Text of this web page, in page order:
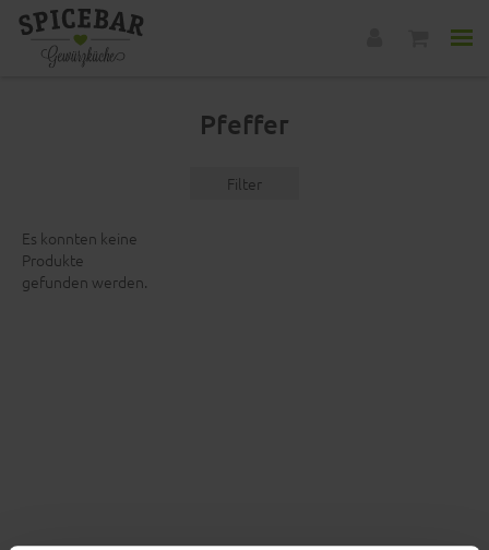
Pfeffer
Filter
Es konnten keine
Produkte
gefunden werden.